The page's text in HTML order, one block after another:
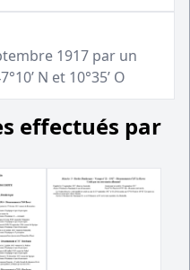
1917 par un
N et 10°35’ O
effectués par